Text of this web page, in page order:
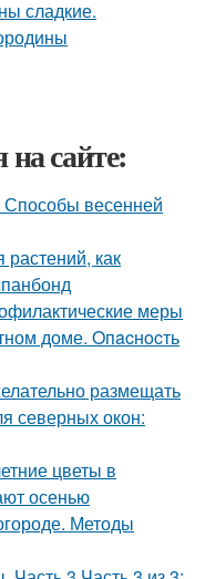
сайте:
Способы весенней
как
меры
доме. Oпacнocть
размещать
северных окон:
цветы в
осенью
Методы